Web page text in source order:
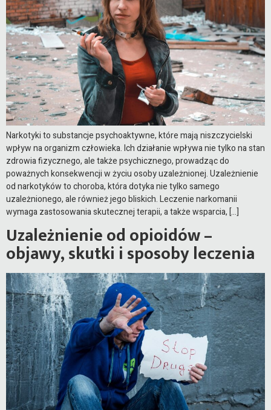
Narkotyki to substancje psychoaktywne, które mają niszczycielski
wpływ na organizm człowieka. Ich działanie wpływa nie tylko na stan
zdrowia fizycznego, ale także psychicznego, prowadząc do
poważnych konsekwencji w życiu osoby uzależnionej. Uzależnienie
od narkotyków to choroba, która dotyka nie tylko samego
uzależnionego, ale również jego bliskich. Leczenie narkomanii
wymaga zastosowania skutecznej terapii, a także wsparcia, […]
Uzależnienie od opioidów –
objawy, skutki i sposoby leczenia